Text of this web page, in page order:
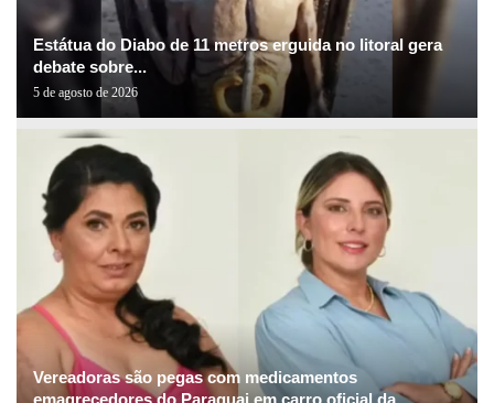
Estátua do Diabo de 11 metros erguida no litoral gera
debate sobre...
5 de agosto de 2026
Vereadoras são pegas com medicamentos
emagrecedores do Paraguai em carro oficial da...